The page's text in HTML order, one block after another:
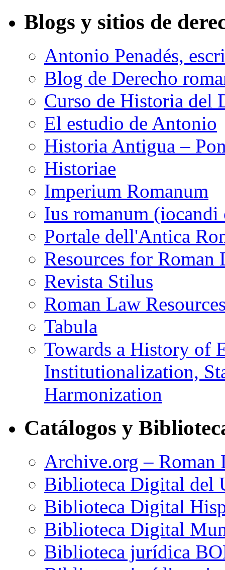
Blogs y sitios de
Antonio Penadés,
Blog de Derecho
Curso de Historia del
El estudio de Antonio
Historia Antigua –
Historiae
Imperium Romanum
Ius romanum (iocandi
Portale dell'Antica
Resources for Roman
Revista Stilus
Roman Law
Tabula
Towards a History of
Institutionalization,
Harmonization
Catálogos y
Archive.org – Roman
Biblioteca Digital del
Biblioteca Digital
Biblioteca Digital
Biblioteca jurídica